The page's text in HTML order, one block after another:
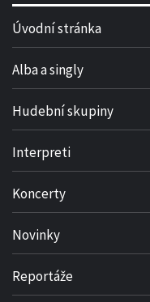
Úvodní stránka
Alba a singly
Hudební skupiny
Interpreti
Koncerty
Novinky
Reportáže